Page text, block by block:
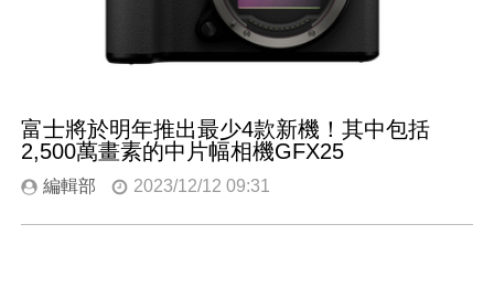
富士將於明年推出最少4款新機！其中包括
2,500萬畫素的中片幅相機GFX25
編輯部 2023/12/12 09:31